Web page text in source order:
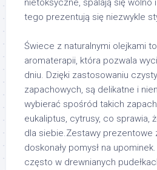
tego prezentują się niezwykle
Świece z naturalnymi olejkami
aromaterapii, która pozwala
dniu. Dzięki zastosowaniu
zapachowych, są delikatne i
wybierać spośród takich
eukaliptus, cytrusy, co sprawia,
dla siebie.Zestawy prezentowe
doskonały pomysł na
często w drewnianych